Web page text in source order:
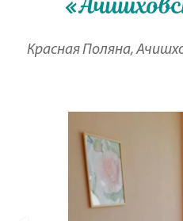
Красная Поляна,